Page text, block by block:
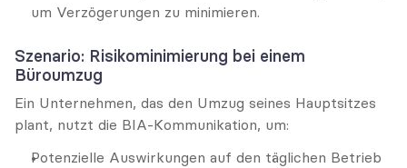
um Verzögerungen zu minimieren.
Szenario: Risikominimierung bei einem
Büroumzug
Ein Unternehmen, das den Umzug seines Hauptsitzes
plant, nutzt die BIA-Kommunikation, um:
Potenzielle Auswirkungen auf den täglichen Betrieb